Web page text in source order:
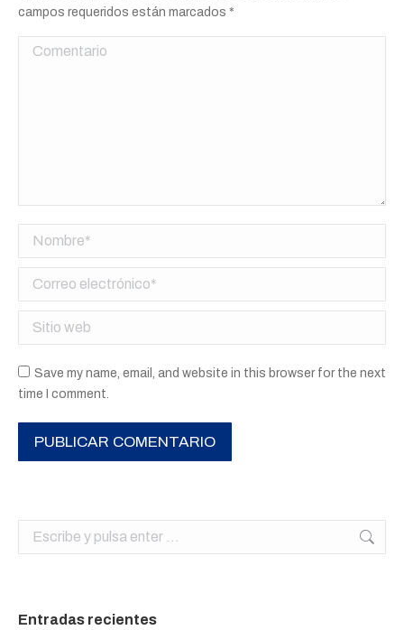
campos requeridos están marcados *
Comentario
Nombre *
Correo electrónico *
Sitio web
Save my name, email, and website in this browser for the next
time I comment.
PUBLICAR COMENTARIO
Buscar:
Entradas recientes